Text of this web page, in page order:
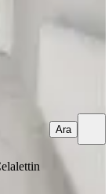
Ara